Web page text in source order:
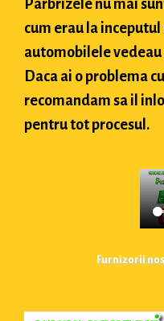
Parbrizele nu mai
cum erau la
automobilele
Daca ai o problema
recomandam sa il
pentru tot procesul.
Furnizorii